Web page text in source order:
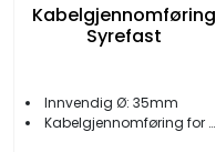
Kabelgjennomføring
Syrefast
Innvendig Ø: 35mm
Kabelgjennomføring for dekk